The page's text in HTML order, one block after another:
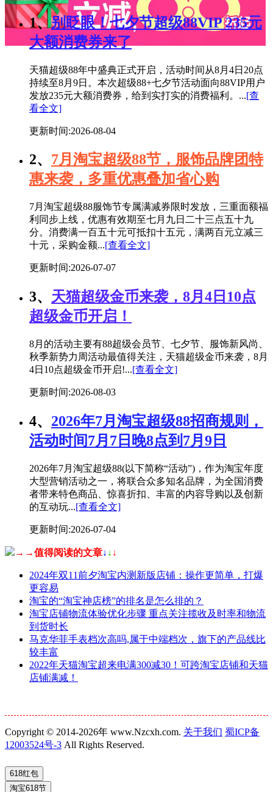
1、 别眨眼！七夕节超级88VIP 235元
大额消费券来了
天猫超级88年中盛典正式开启，活动时间从8月4日20点
持续至8月9日。本次超级88+七夕节活动面向88VIP用户
发放235元大额消费券，给到实打实的消费福利。...[查
看全文]
更新时间:2026-08-04
2、 7月淘宝超级88节，服饰品牌团特
惠来袭，多重优惠叠加省心购
7月淘宝超级88服饰节专属满减券限时发放，三重面额福
利同步上线，优惠有效期至七月九日二十三点五十九
分。消费满一百五十元可抵扣十五元，满两百元立减三
十元，采购金额...[查看全文]
更新时间:2026-07-07
3、 天猫超级金币来袭，8月4日10点
超级金币开启！
8月的活动主要有88超级会员节、七夕节、服饰新风尚、
秋季新势力周活动最值得关注，天猫超级金币来袭，8月
4日10点超级金币开启!...[查看全文]
更新时间:2026-08-03
4、 2026年7月淘宝超级88招商规则，
活动时间7月7日晚8点到7月9日
2026年7月淘宝超级88(以下简称“活动”)，作为淘宝年度
大型营销活动之一，将联合众多知名品牌，为全国消费
者带来特色商品、惊喜折扣、丰富的内容导购以及创新
的互动玩...[查看全文]
更新时间:2026-07-04
→→值得阅读的文章↓ ↓ ↓
2024年双11前夕淘宝内测新版店铺：操作更简单，打爆
更容易
淘宝的“淘宝神店榜”的排名是怎么排的？
淘宝店铺物流体验优化步骤 重点关注揽收及时率和物流
到货时长
马克华菲手表档次高吗,属于中端档次，旗下的产品线比
较丰富
2022年天猫淘宝超来电满300减30！可跨淘宝店铺和天猫
店铺满减！
Copyright © 2014-2026年 www.Nzcxh.com. 关于我们 蜀ICP备
12003524号-3 All Rights Reserved.